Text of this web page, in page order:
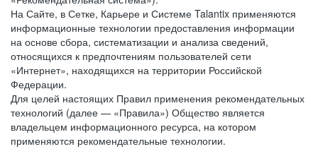
На Сайте, в Сетке, Карьере и Системе Talantix применяются
информационные технологии предоставления информации
на основе сбора, систематизации и анализа сведений,
относящихся к предпочтениям пользователей сети
«Интернет», находящихся на территории Российской
Федерации.
Для целей настоящих Правил применения рекомендательных
технологий (далее — «Правила») Общество является
владельцем информационного ресурса, на котором
применяются рекомендательные технологии.